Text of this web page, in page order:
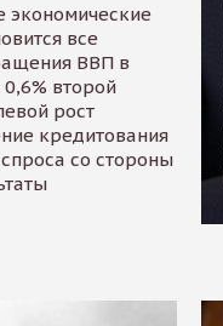
экономические
все
ВВП в
второй
рост
кредитования
со стороны